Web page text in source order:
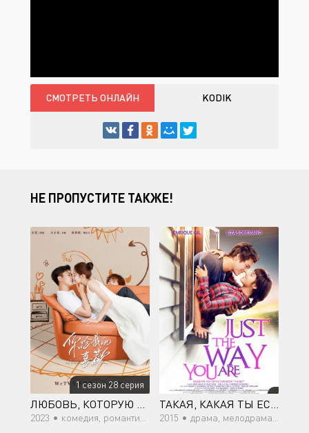
СМОТРЕТЬ ОНЛАЙН KODIK
НЕ ПРОПУСТИТЕ ТАКЖЕ!
1 сезон 28 серия
ЛЮБОВЬ, КОТОРУЮ ТЫ ДАРИШЬ МНЕ
2023 • комедия, романтика, драма
ТАКАЯ, КАКАЯ ТЫ ЕСТЬ
2015 • драма, мелодрама, комедия, романтика, молодость